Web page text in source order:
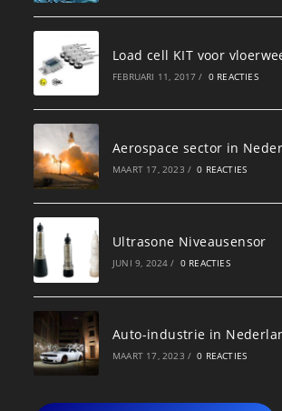
Load cell KIT voor
FEBRUARI 11, 2017 / 0 REACTIES
Aerospace sector in
MAART 17, 2023 / 0 REACTIES
Ultrasone Niveausensor
JUNI 9, 2024 / 0 REACTIES
Auto-industrie in
MAART 17, 2023 / 0 REACTIES